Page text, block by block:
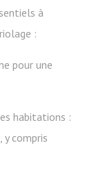
à
:
pour une
habitations :
y compris